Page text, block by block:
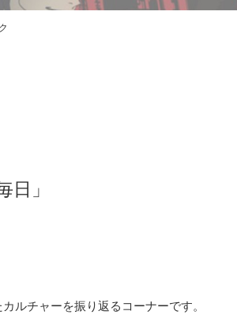
日」
ルチャーを振り返るコーナーです。